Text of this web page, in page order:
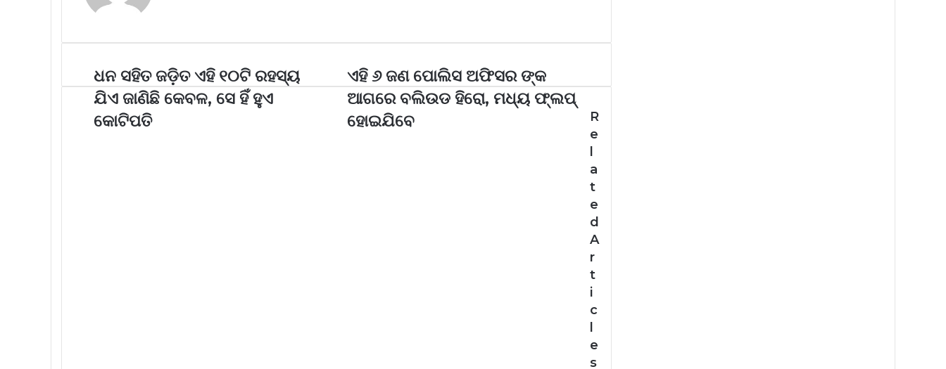
ଧନ ସହିତ ଜଡ଼ିତ ଏହି ୧୦ଟି ରହସ୍ୟ
ଯିଏ ଜାଣିଛି କେବଳ, ସେ ହିଁ ହୁଏ
କୋଟିପତି
ଏହି ୬ ଜଣ ପୋଲିସ ଅଫିସର ଙ୍କ
ଆଗରେ ବଲିଉଡ ହିରୋ, ମଧ୍ୟ ଫ୍ଲପ୍
ହୋଇଯିବେ
R
e
a
t
e
d
A
r
t
i
c
e
s